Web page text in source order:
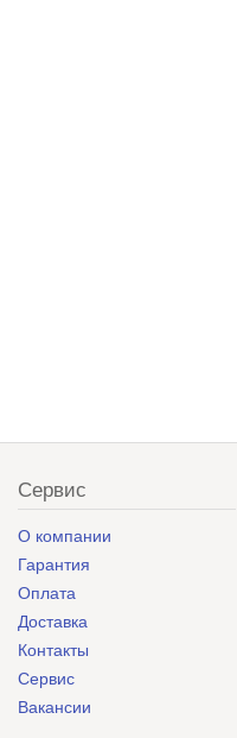
Сервис
О компании
Гарантия
Оплата
Доставка
Контакты
Сервис
Вакансии